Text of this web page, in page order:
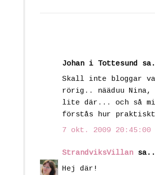
Johan i Tottesund
Skall inte bloggar
rörig.. nääduu
lite där... och så
förstås hur
7 okt. 2009 20:45:00
StrandviksVillan
Hej där!